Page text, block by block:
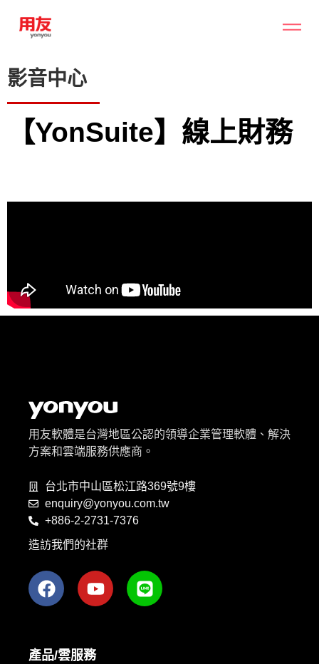
影音中心
【YonSuite】線上財務
用友軟體是台灣地區公認的領導企業管理軟體、解決
方案和雲端服務供應商。
台北市中山區松江路369號9樓
enquiry@yonyou.com.tw
+886-2-2731-7376
造訪我們的社群
產品/雲服務